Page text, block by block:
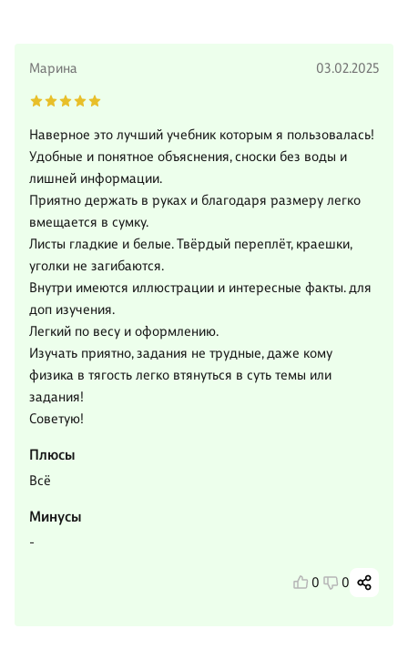
Марина 03.02.2025
Наверное это лучший учебник которым я пользовалась!
Удобные и понятное объяснения, сноски без воды и
лишней информации.
Приятно держать в руках и благодаря размеру легко
вмещается в сумку.
Листы гладкие и белые. Твёрдый переплёт, краешки,
уголки не загибаются.
Внутри имеются иллюстрации и интересные факты. для
доп изучения.
Легкий по весу и оформлению.
Изучать приятно, задания не трудные, даже кому
физика в тягость легко втянуться в суть темы или
задания!
Советую!
Плюсы
Всё
Минусы
-
0 0